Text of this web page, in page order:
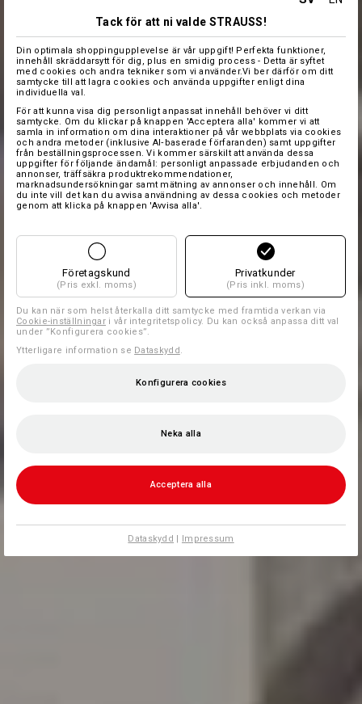
Tack för att ni valde STRAUSS!
Din optimala shoppingupplevelse är vår uppgift! Perfekta funktioner,
innehåll skräddarsytt för dig, plus en smidig process - Detta är syftet
med cookies och andra tekniker som vi använder.Vi ber därför om ditt
samtycke till att lagra cookies och använda uppgifter enligt dina
individuella val.
För att kunna visa dig personligt anpassat innehåll behöver vi ditt
samtycke. Om du klickar på knappen 'Acceptera alla' kommer vi att
samla in information om dina interaktioner på vår webbplats via cookies
och andra metoder (inklusive AI‑baserade förfaranden) samt uppgifter
från beställningsprocessen. Vi kommer särskilt att använda dessa
uppgifter för följande ändamål: personligt anpassade erbjudanden och
annonser, träffsäkra produktrekommendationer,
marknadsundersökningar samt mätning av annonser och innehåll. Om
du inte vill det kan du avvisa användning av dessa cookies och metoder
genom att klicka på knappen 'Avvisa alla'.
Företagskund
(Pris exkl. moms)
Privatkunder
(Pris inkl. moms)
Du kan när som helst återkalla ditt samtycke med framtida verkan via
Cookie-inställningar i vår integritetspolicy. Du kan också anpassa ditt val
under ”Konfigurera cookies”.
Ytterligare information se Dataskydd.
Konfigurera cookies
Neka alla
Acceptera alla
Dataskydd | Impressum